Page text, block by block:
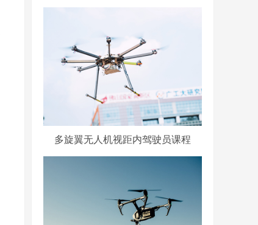
多旋翼无人机视距内驾驶员课程